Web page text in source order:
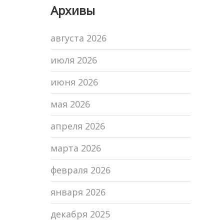
Архивы
августа 2026
июля 2026
июня 2026
мая 2026
апреля 2026
марта 2026
февраля 2026
января 2026
декабря 2025